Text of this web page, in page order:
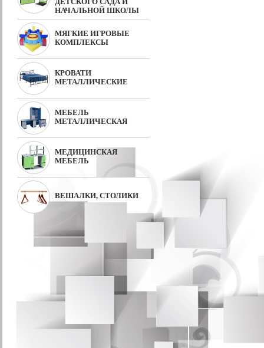
НАЧАЛЬНОЙ ШКОЛЫ
МЯГКИЕ ИГРОВЫЕ
КОМПЛЕКСЫ
КРОВАТИ
МЕТАЛЛИЧЕСКИЕ
МЕБЕЛЬ
МЕТАЛЛИЧЕСКАЯ
МЕДИЦИНСКАЯ
МЕБЕЛЬ
ВЕШАЛКИ, СТОЛИКИ